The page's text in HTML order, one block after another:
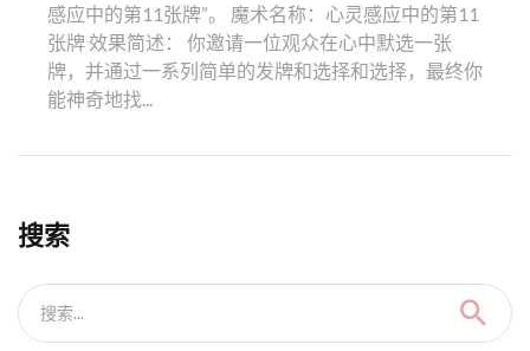
感应中的第11张牌”。 魔术名称：心灵感应中的第11
张牌 效果简述： 你邀请一位观众在心中默选一张
牌，并通过一系列简单的发牌和选择和选择，最终你
能神奇地找...
搜索
搜索...